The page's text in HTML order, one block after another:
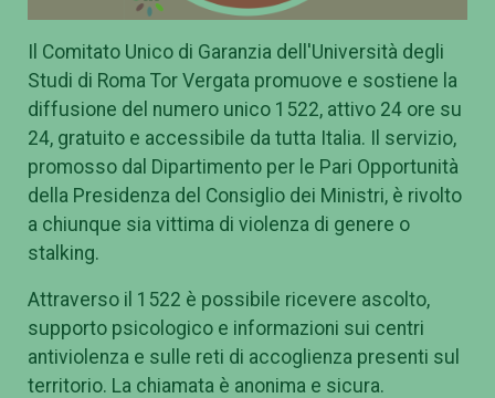
Il Comitato Unico di Garanzia dell'Università degli
Studi di Roma Tor Vergata promuove e sostiene la
diffusione del numero unico 1522, attivo 24 ore su
24, gratuito e accessibile da tutta Italia. Il servizio,
promosso dal Dipartimento per le Pari Opportunità
della Presidenza del Consiglio dei Ministri, è rivolto
a chiunque sia vittima di violenza di genere o
stalking.
Attraverso il 1522 è possibile ricevere ascolto,
supporto psicologico e informazioni sui centri
antiviolenza e sulle reti di accoglienza presenti sul
territorio. La chiamata è anonima e sicura.